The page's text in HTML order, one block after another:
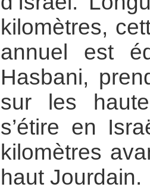
kilomètres,
annuel est
Hasbani,
sur les
s’étire en
kilomètres
haut Jourdain.